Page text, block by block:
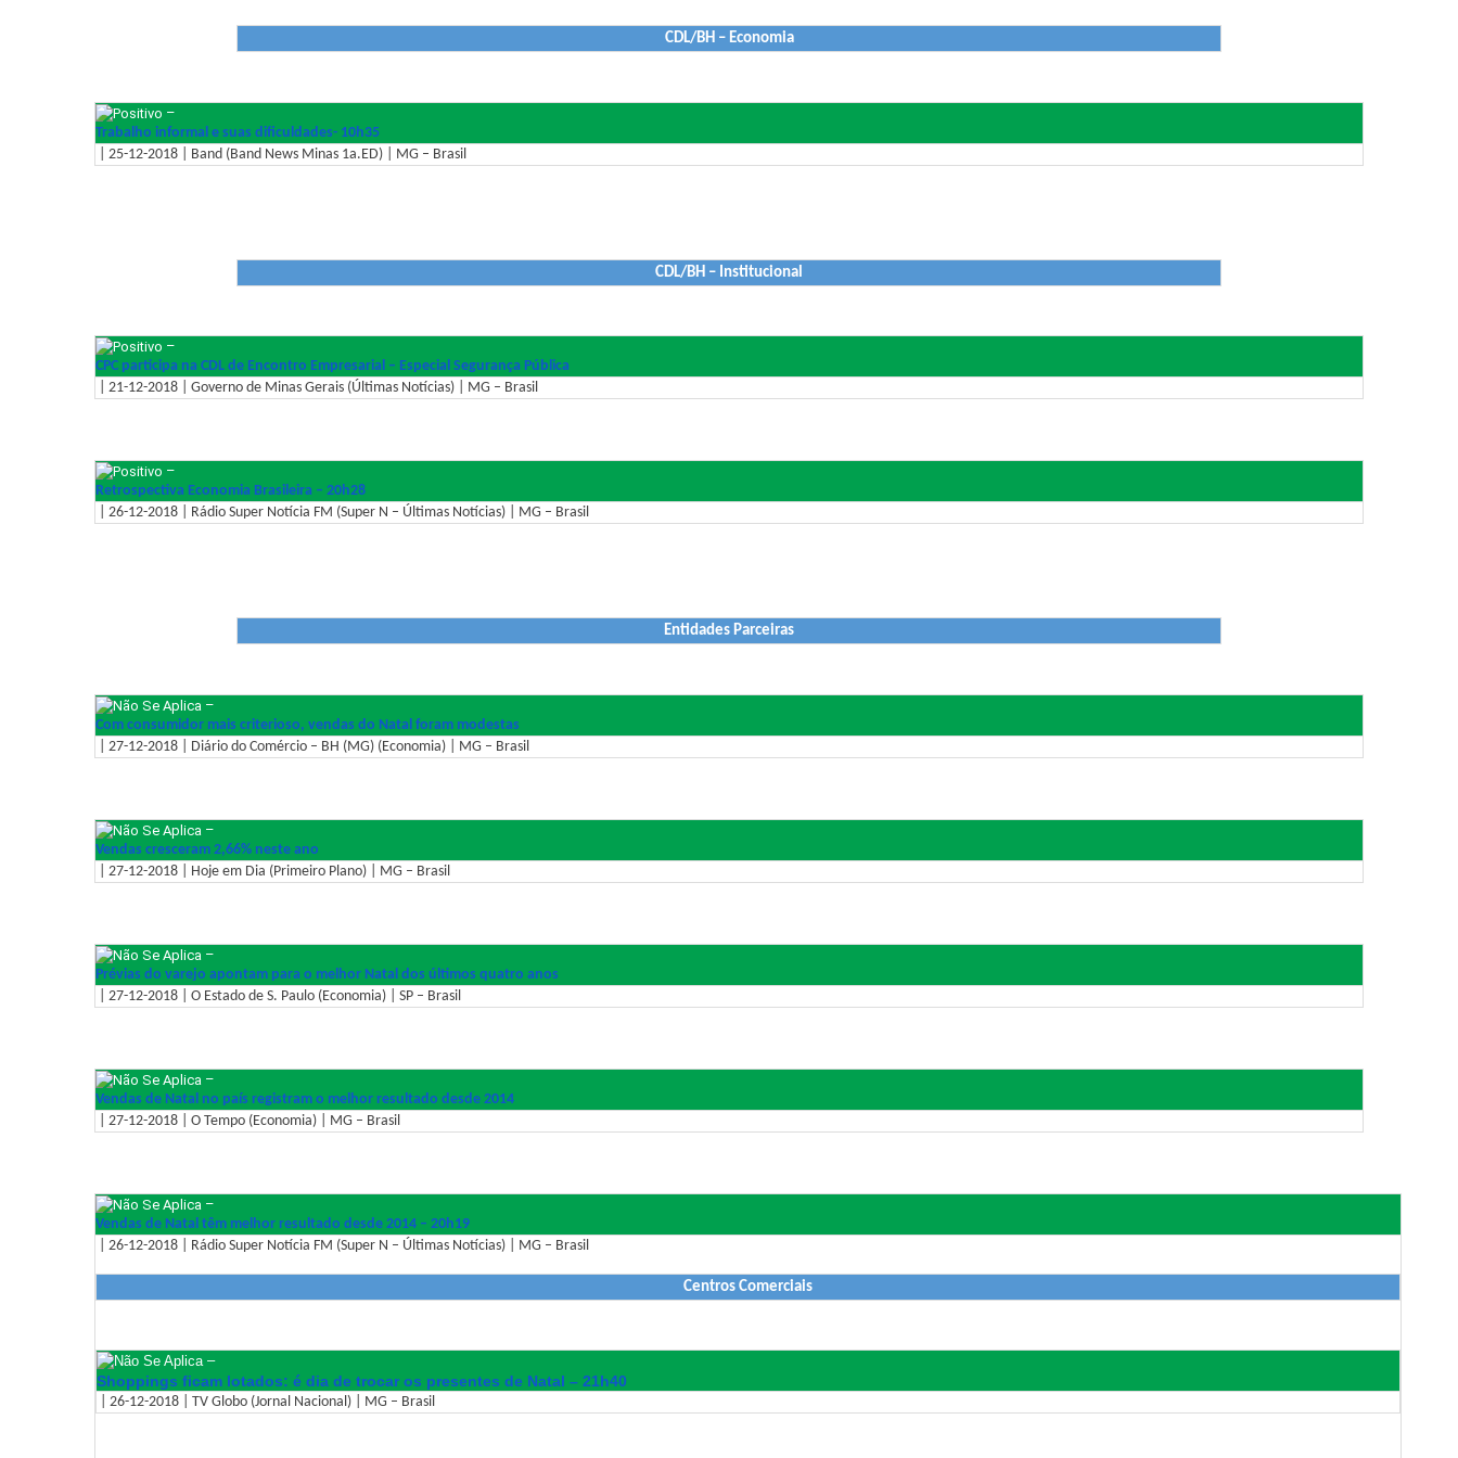
CDL/BH – Economia
–
Trabalho informal e suas dificuldades- 10h35
| 25-12-2018 | Band (Band News Minas 1a.ED) | MG – Brasil
CDL/BH – Institucional
–
CPC participa na CDL de Encontro Empresarial – Especial Segurança Pública
| 21-12-2018 | Governo de Minas Gerais (Últimas Notícias) | MG – Brasil
–
Retrospectiva Economia Brasileira – 20h28
| 26-12-2018 | Rádio Super Notícia FM (Super N – Últimas Notícias) | MG – Brasil
Entidades Parceiras
–
Com consumidor mais criterioso, vendas do Natal foram modestas
| 27-12-2018 | Diário do Comércio – BH (MG) (Economia) | MG – Brasil
–
Vendas cresceram 2,66% neste ano
| 27-12-2018 | Hoje em Dia (Primeiro Plano) | MG – Brasil
–
Prévias do varejo apontam para o melhor Natal dos últimos quatro anos
| 27-12-2018 | O Estado de S. Paulo (Economia) | SP – Brasil
–
Vendas de Natal no país registram o melhor resultado desde 2014
| 27-12-2018 | O Tempo (Economia) | MG – Brasil
–
Vendas de Natal têm melhor resultado desde 2014 – 20h19
| 26-12-2018 | Rádio Super Notícia FM (Super N – Últimas Notícias) | MG – Brasil
Centros Comerciais
–
Shoppings ficam lotados: é dia de trocar os presentes de Natal – 21h40
| 26-12-2018 | TV Globo (Jornal Nacional) | MG – Brasil